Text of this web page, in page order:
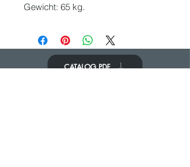
Gewicht: 65 kg.
CATALOG PDF